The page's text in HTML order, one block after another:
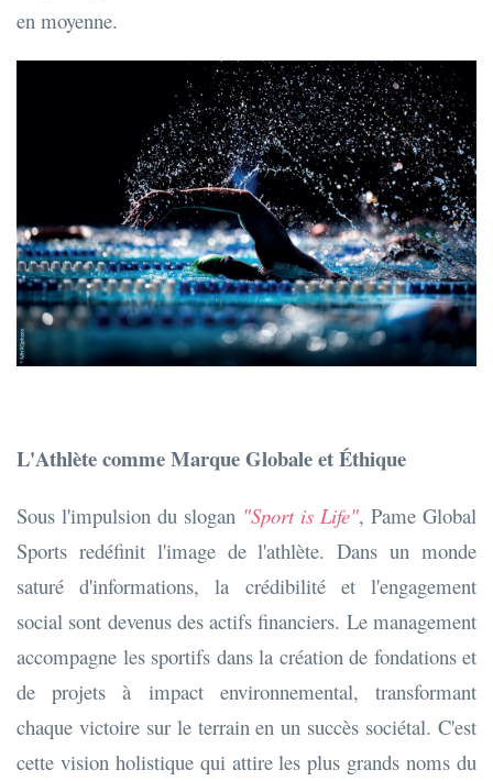
en moyenne.
L'Athlète comme Marque Globale et Éthique
Sous l'impulsion du slogan "Sport is Life", Pame Global
Sports redéfinit l'image de l'athlète. Dans un monde
saturé d'informations, la crédibilité et l'engagement
social sont devenus des actifs financiers. Le management
accompagne les sportifs dans la création de fondations et
de projets à impact environnemental, transformant
chaque victoire sur le terrain en un succès sociétal. C'est
cette vision holistique qui attire les plus grands noms du